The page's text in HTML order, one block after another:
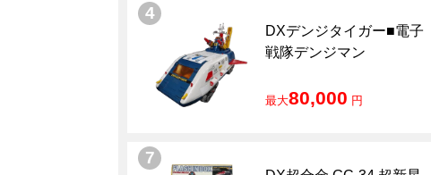
4
DXデンジタイガー■電子
戦隊デンジマン
最大80,000 円
7